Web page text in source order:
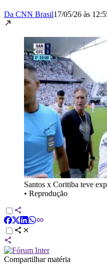
Da CNN Brasil17/05/26 às
Santos x Coritiba teve
• Reprodução
Compartilhar matéria